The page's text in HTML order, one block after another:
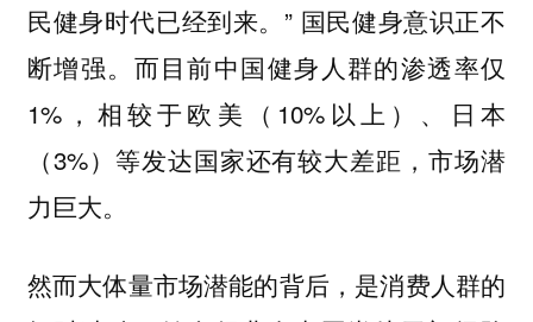
民健身时代已经到来。” 国民健身意识正不
断增强。而目前中国健身人群的渗透率仅
1%，相较于欧美（10%以上）、日本
（3%）等发达国家还有较大差距，市场潜
力巨大。
然而大体量市场潜能的背后，是消费人群的